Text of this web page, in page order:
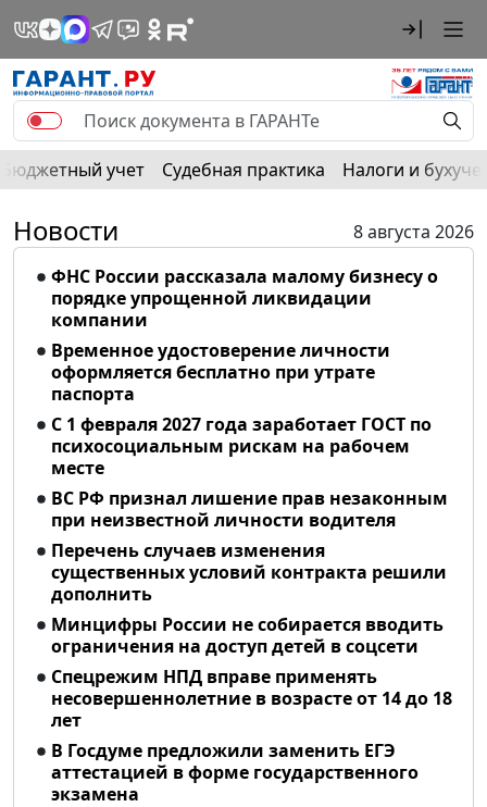
Бюджетный учет Судебная практика Налоги и
Новости
8 августа 2026
ФНС России рассказала малому бизнесу о
порядке упрощенной ликвидации
компании
Временное удостоверение личности
оформляется бесплатно при утрате
паспорта
С 1 февраля 2027 года заработает ГОСТ по
психосоциальным рискам на рабочем
месте
ВС РФ признал лишение прав незаконным
при неизвестной личности водителя
Перечень случаев изменения
существенных условий контракта решили
дополнить
Минцифры России не собирается вводить
ограничения на доступ детей в соцсети
Спецрежим НПД вправе применять
несовершеннолетние в возрасте от 14 до 18
лет
В Госдуме предложили заменить ЕГЭ
аттестацией в форме государственного
экзамена